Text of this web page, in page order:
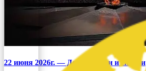
22 июня 2026г. — День памяти и скорби